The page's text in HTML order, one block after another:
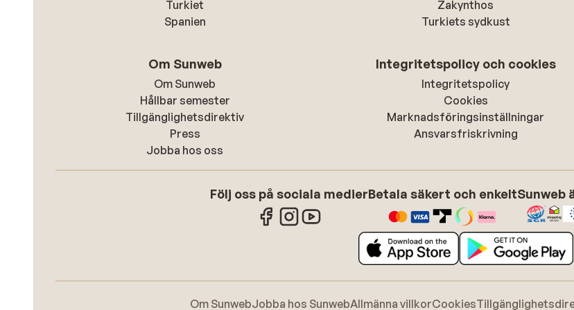
Turkiet
Spanien
Zakynthos
Turkiets sydkust
Om Sunweb
Om Sunweb
Hållbar semester
Tillgänglighetsdirektiv
Press
Jobba hos oss
Integritetspolicy och cookies
Integritetspolicy
Cookies
Marknadsföringsinställningar
Ansvarsfriskrivning
Följ oss på sociala medierBetala säkert och enkeltSunweb
Om SunwebJobba hos SunwebAllmänna villkorCookies